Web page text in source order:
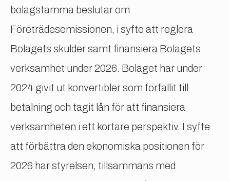
bolagstämma beslutar om
Företrädesemissionen, i syfte att reglera
Bolagets skulder samt finansiera Bolagets
verksamhet under 2026. Bolaget har under
2024 givit ut konvertibler som förfallit till
betalning och tagit lån för att finansiera
verksamheten i ett kortare perspektiv. I syfte
att förbättra den ekonomiska positionen för
2026 har styrelsen, tillsammans med